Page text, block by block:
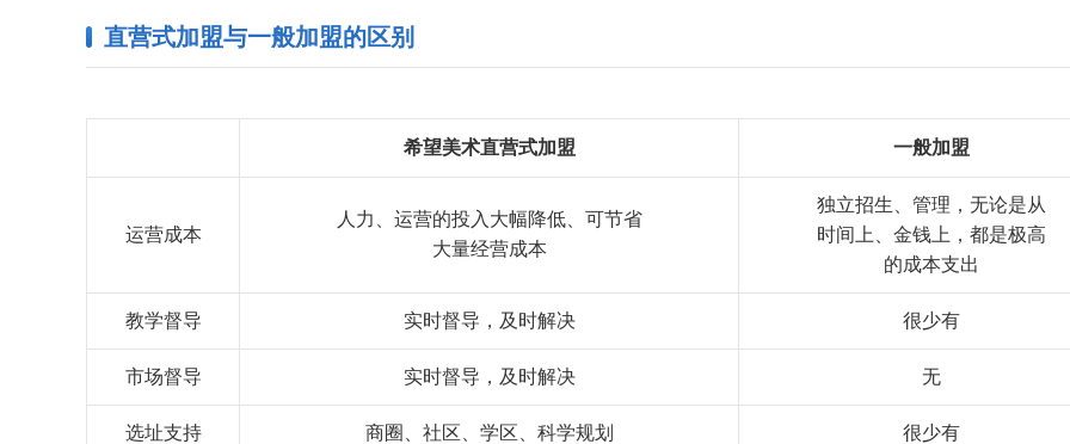
直营式加盟与一般加盟的区别
希望美术直营式加盟 一般加盟
运营成本
人力、运营的投入大幅降低、可节省
大量经营成本
独立招生、管理，无论是从
时间上、金钱上，都是极高
的成本支出
教学督导 实时督导，及时解决 很少有
市场督导 实时督导，及时解决 无
选址支持 商圈、社区、学区、科学规划 很少有